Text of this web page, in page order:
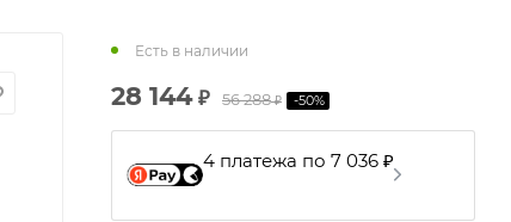
Есть в наличии
28 144₽ 56 288₽ -50%
4 платежа по 7 036 ₽